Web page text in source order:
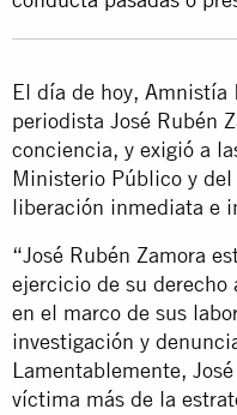
El día de hoy,
periodista José Rubén
conciencia, y exigió a
Ministerio Público y
liberación inmediata e
“José Rubén Zamora
ejercicio de su derecho
en el marco de sus
investigación y
Lamentablemente,
víctima más de la